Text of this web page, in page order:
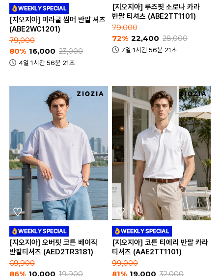
[지오지아] 미라쿨 썸머 반팔 셔츠
(ABE2WC1201)
79,000
80% 16,000 23,000
4일 1시간 56분 21초
[지오지아] 루즈핏 소로나 카라
반팔 티셔츠 (ABE2TT1101)
79,000
72% 22,400 28,000
7일 1시간 56분 21초
[지오지아] 오버핏 코튼 베이직
반팔티셔츠 (AED2TR3181)
69,900
86% 10,000 19,900
[지오지아] 코튼 티에리 반팔 카라
티셔츠 (AAE2TT1101)
99,000
81% 19,000 32,000